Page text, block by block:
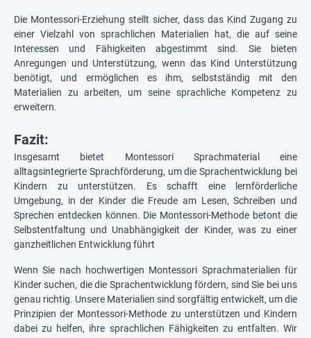
Die Montessori-Erziehung stellt sicher, dass das Kind Zugang zu
einer Vielzahl von sprachlichen Materialien hat, die auf seine
Interessen und Fähigkeiten abgestimmt sind. Sie bieten
Anregungen und Unterstützung, wenn das Kind Unterstützung
benötigt, und ermöglichen es ihm, selbstständig mit den
Materialien zu arbeiten, um seine sprachliche Kompetenz zu
erweitern.
Fazit:
Insgesamt bietet Montessori Sprachmaterial eine
alltagsintegrierte Sprachförderung, um die Sprachentwicklung bei
Kindern zu unterstützen. Es schafft eine lernförderliche
Umgebung, in der Kinder die Freude am Lesen, Schreiben und
Sprechen entdecken können. Die Montessori-Methode betont die
Selbstentfaltung und Unabhängigkeit der Kinder, was zu einer
ganzheitlichen Entwicklung führt
Wenn Sie nach hochwertigen Montessori Sprachmaterialien für
Kinder suchen, die die Sprachentwicklung fördern, sind Sie bei uns
genau richtig. Unsere Materialien sind sorgfältig entwickelt, um die
Prinzipien der Montessori-Methode zu unterstützen und Kindern
dabei zu helfen, ihre sprachlichen Fähigkeiten zu entfalten. Wir